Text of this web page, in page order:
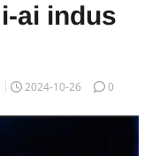
ai indus
2024-10-26 0